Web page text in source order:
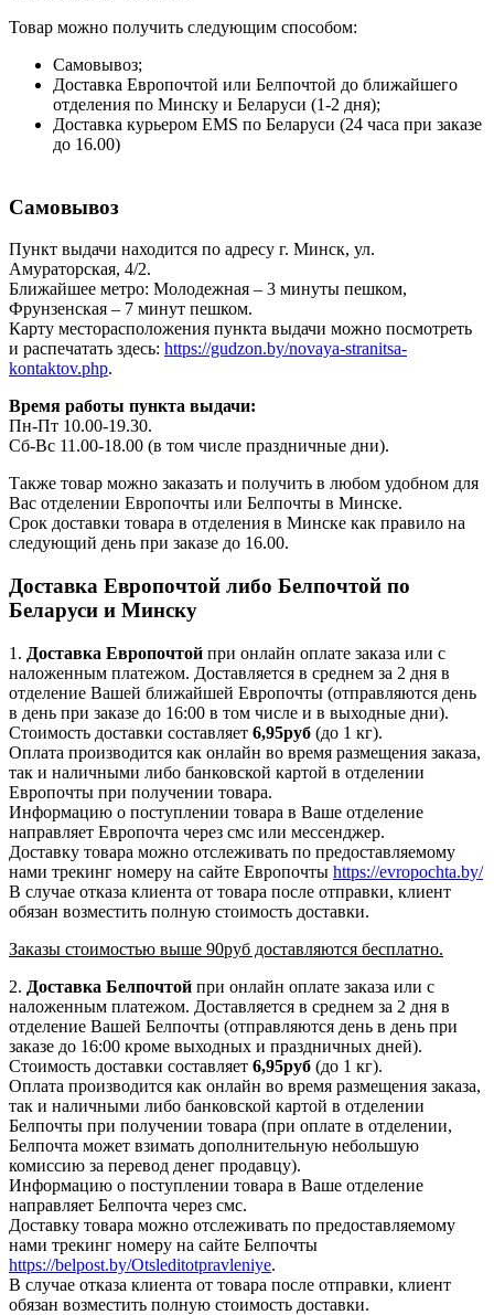
Товар можно получить следующим способом:
Самовывоз;
Доставка Европочтой или Белпочтой до ближайшего
отделения по Минску и Беларуси (1-2 дня);
Доставка курьером EMS по Беларуси (24 часа при заказе
до 16.00)
Самовывоз
Пункт выдачи находится по адресу г. Минск, ул.
Амураторская, 4/2.
Ближайшее метро: Молодежная – 3 минуты пешком,
Фрунзенская – 7 минут пешком.
Карту месторасположения пункта выдачи можно посмотреть
и распечатать здесь: https://gudzon.by/novaya-stranitsa-
kontaktov.php.
Время работы пункта выдачи:
Пн-Пт 10.00-19.30.
Сб-Вс 11.00-18.00 (в том числе праздничные дни).
Также товар можно заказать и получить в любом удобном для
Вас отделении Европочты или Белпочты в Минске.
Срок доставки товара в отделения в Минске как правило на
следующий день при заказе до 16.00.
Доставка Европочтой либо Белпочтой по
Беларуси и Минску
1. Доставка Европочтой при онлайн оплате заказа или с
наложенным платежом. Доставляется в среднем за 2 дня в
отделение Вашей ближайшей Европочты (отправляются день
в день при заказе до 16:00 в том числе и в выходные дни).
Стоимость доставки составляет 6,95руб (до 1 кг).
Оплата производится как онлайн во время размещения заказа,
так и наличными либо банковской картой в отделении
Европочты при получении товара.
Информацию о поступлении товара в Ваше отделение
направляет Европочта через смс или мессенджер.
Доставку товара можно отслеживать по предоставляемому
нами трекинг номеру на сайте Европочты https://evropochta.by/
В случае отказа клиента от товара после отправки, клиент
обязан возместить полную стоимость доставки.
Заказы стоимостью выше 90руб доставляются бесплатно.
2. Доставка Белпочтой при онлайн оплате заказа или с
наложенным платежом. Доставляется в среднем за 2 дня в
отделение Вашей Белпочты (отправляются день в день при
заказе до 16:00 кроме выходных и праздничных дней).
Стоимость доставки составляет 6,95руб (до 1 кг).
Оплата производится как онлайн во время размещения заказа,
так и наличными либо банковской картой в отделении
Белпочты при получении товара (при оплате в отделении,
Белпочта может взимать дополнительную небольшую
комиссию за перевод денег продавцу).
Информацию о поступлении товара в Ваше отделение
направляет Белпочта через смс.
Доставку товара можно отслеживать по предоставляемому
нами трекинг номеру на сайте Белпочты
https://belpost.by/Otsleditotpravleniye.
В случае отказа клиента от товара после отправки, клиент
обязан возместить полную стоимость доставки.